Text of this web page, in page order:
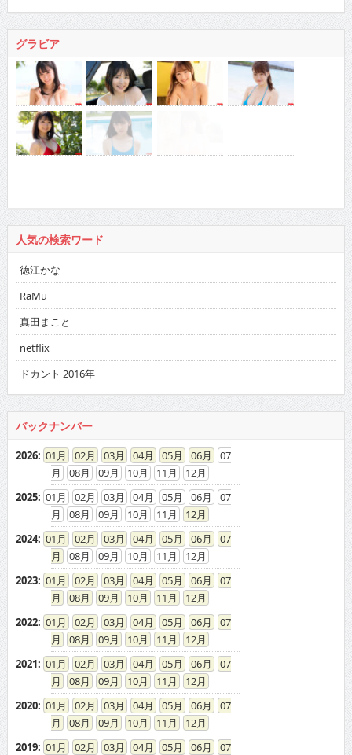
グラビア
人気の検索ワード
徳江かな
RaMu
真田まこと
netflix
ドカント 2016年
バックナンバー
2026: 01 02 03 04 05 06
07
08
09 10 11
12
2025: 01 02 03 04 05 06
07
08
09 10 11
12
2024: 01 02 03 04 05 06
07
08
09 10 11
12
2023: 01 02 03 04 05 06
07
08
09 10 11
12
2022: 01 02 03 04 05 06
07
08
09 10 11
12
2021: 01 02 03 04 05 06
07
08
09 10 11
12
2020: 01 02 03 04 05 06
07
08
09 10 11
12
2019: 01 02 03 04 05 06
07